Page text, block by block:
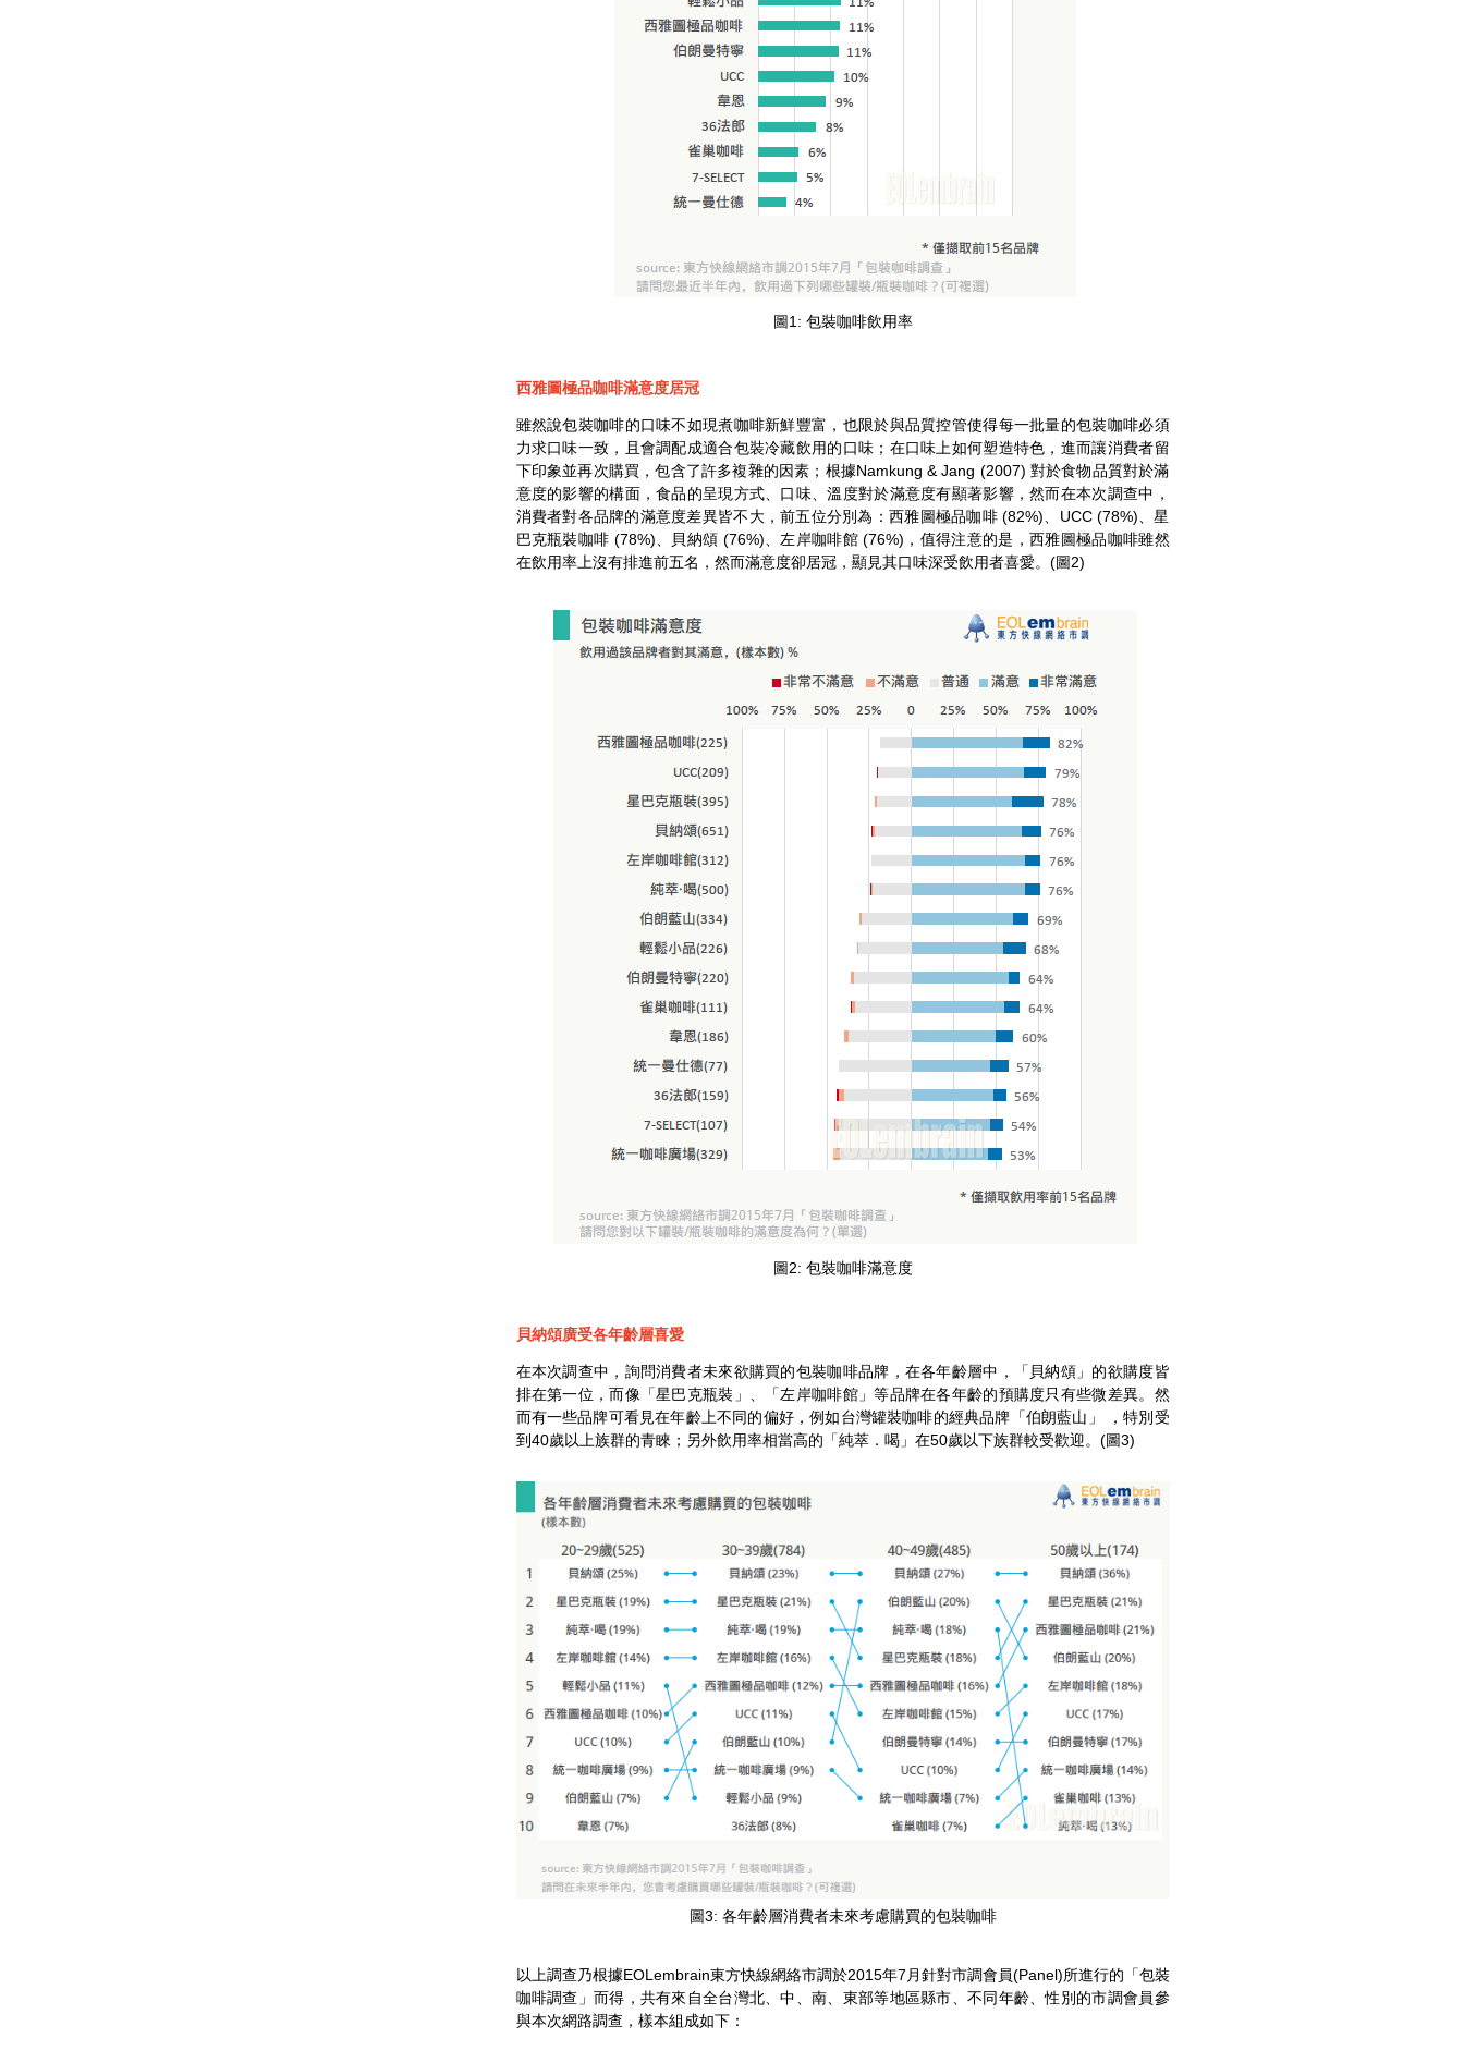
圖1: 包裝咖啡飲用率
西雅圖極品咖啡滿意度居冠
雖然說包裝咖啡的口味不如現煮咖啡新鮮豐富，也限於與品質控管使得每一批量的包裝咖啡必須
力求口味一致，且會調配成適合包裝冷藏飲用的口味；在口味上如何塑造特色，進而讓消費者留
下印象並再次購買，包含了許多複雜的因素；根據Namkung & Jang (2007) 對於食物品質對於滿
意度的影響的構面，食品的呈現方式、口味、溫度對於滿意度有顯著影響，然而在本次調查中，
消費者對各品牌的滿意度差異皆不大，前五位分別為：西雅圖極品咖啡 (82%)、UCC (78%)、星
巴克瓶裝咖啡 (78%)、貝納頌 (76%)、左岸咖啡館 (76%)，值得注意的是，西雅圖極品咖啡雖然
在飲用率上沒有排進前五名，然而滿意度卻居冠，顯見其口味深受飲用者喜愛。(圖2)
圖2: 包裝咖啡滿意度
貝納頌廣受各年齡層喜愛
在本次調查中，詢問消費者未來欲購買的包裝咖啡品牌，在各年齡層中，「貝納頌」的欲購度皆
排在第一位，而像「星巴克瓶裝」、「左岸咖啡館」等品牌在各年齡的預購度只有些微差異。然
而有一些品牌可看見在年齡上不同的偏好，例如台灣罐裝咖啡的經典品牌「伯朗藍山」 ，特別受
到40歲以上族群的青睞；另外飲用率相當高的「純萃．喝」在50歲以下族群較受歡迎。(圖3)
圖3: 各年齡層消費者未來考慮購買的包裝咖啡
以上調查乃根據EOLembrain東方快線網絡市調於2015年7月針對市調會員(Panel)所進行的「包裝
咖啡調查」而得，共有來自全台灣北、中、南、東部等地區縣市、不同年齡、性別的市調會員參
與本次網路調查，樣本組成如下：